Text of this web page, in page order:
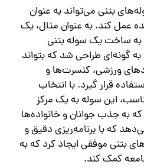
بتنی می‌تواند به عنوان
عمل کند. به عنوان مثال، یک
به ساخت یک سوله بتنی
گونه‌ای طراحی شد که بتواند
ورزشی، کنسرت‌ها و
قرار گیرد. با انتخاب
این سوله به یک مرکز
به جذب جوانان و خانواده‌ها
که با برنامه‌ریزی دقیق و
بتنی موفقی ایجاد کرد که به
کمک کند.